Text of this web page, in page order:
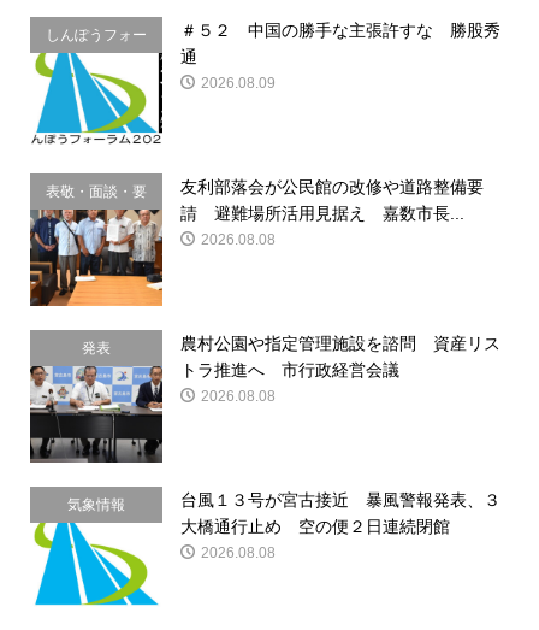
しんぽうフォー
ラム
＃５２ 中国の勝手な主張許すな 勝股秀
通
2026.08.09
表敬・面談・要
請
友利部落会が公民館の改修や道路整備要
請 避難場所活用見据え 嘉数市長...
2026.08.08
発表
農村公園や指定管理施設を諮問 資産リス
トラ推進へ 市行政経営会議
2026.08.08
気象情報
台風１３号が宮古接近 暴風警報発表、３
大橋通行止め 空の便２日連続閉館
2026.08.08